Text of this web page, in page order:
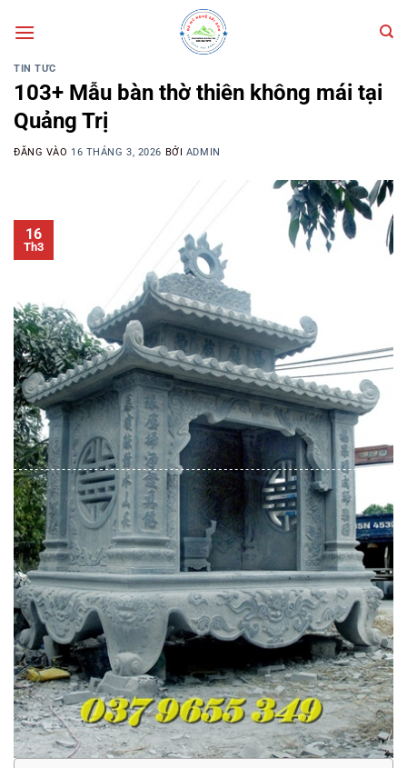
qua
TIN TỨC
103+ Mẫu bàn thờ thiên không mái tại
Quảng Trị
ĐĂNG VÀO 16 THÁNG 3, 2026 BỞI ADMIN
16
Th3